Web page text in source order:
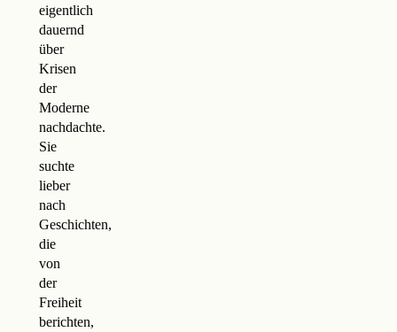
eigentlich
dauernd
über
Krisen
der
Moderne
nachdachte.
Sie
suchte
lieber
nach
Geschichten,
die
von
der
Freiheit
berichten,